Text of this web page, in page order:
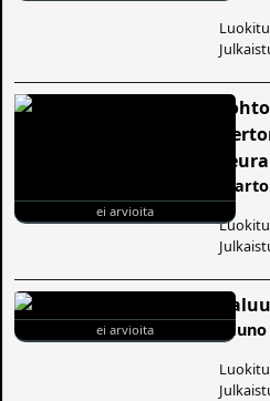
ei arvioita
ei arvioita